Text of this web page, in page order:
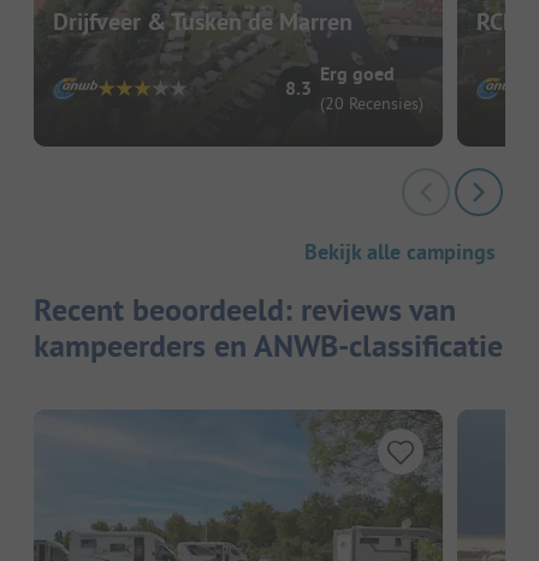
Drijfveer & Tusken de Marren
8.3
Erg goed
(20 Recensies)
RCN
Bekijk alle campings
Recent beoordeeld: reviews van
kampeerders en ANWB-classificatie